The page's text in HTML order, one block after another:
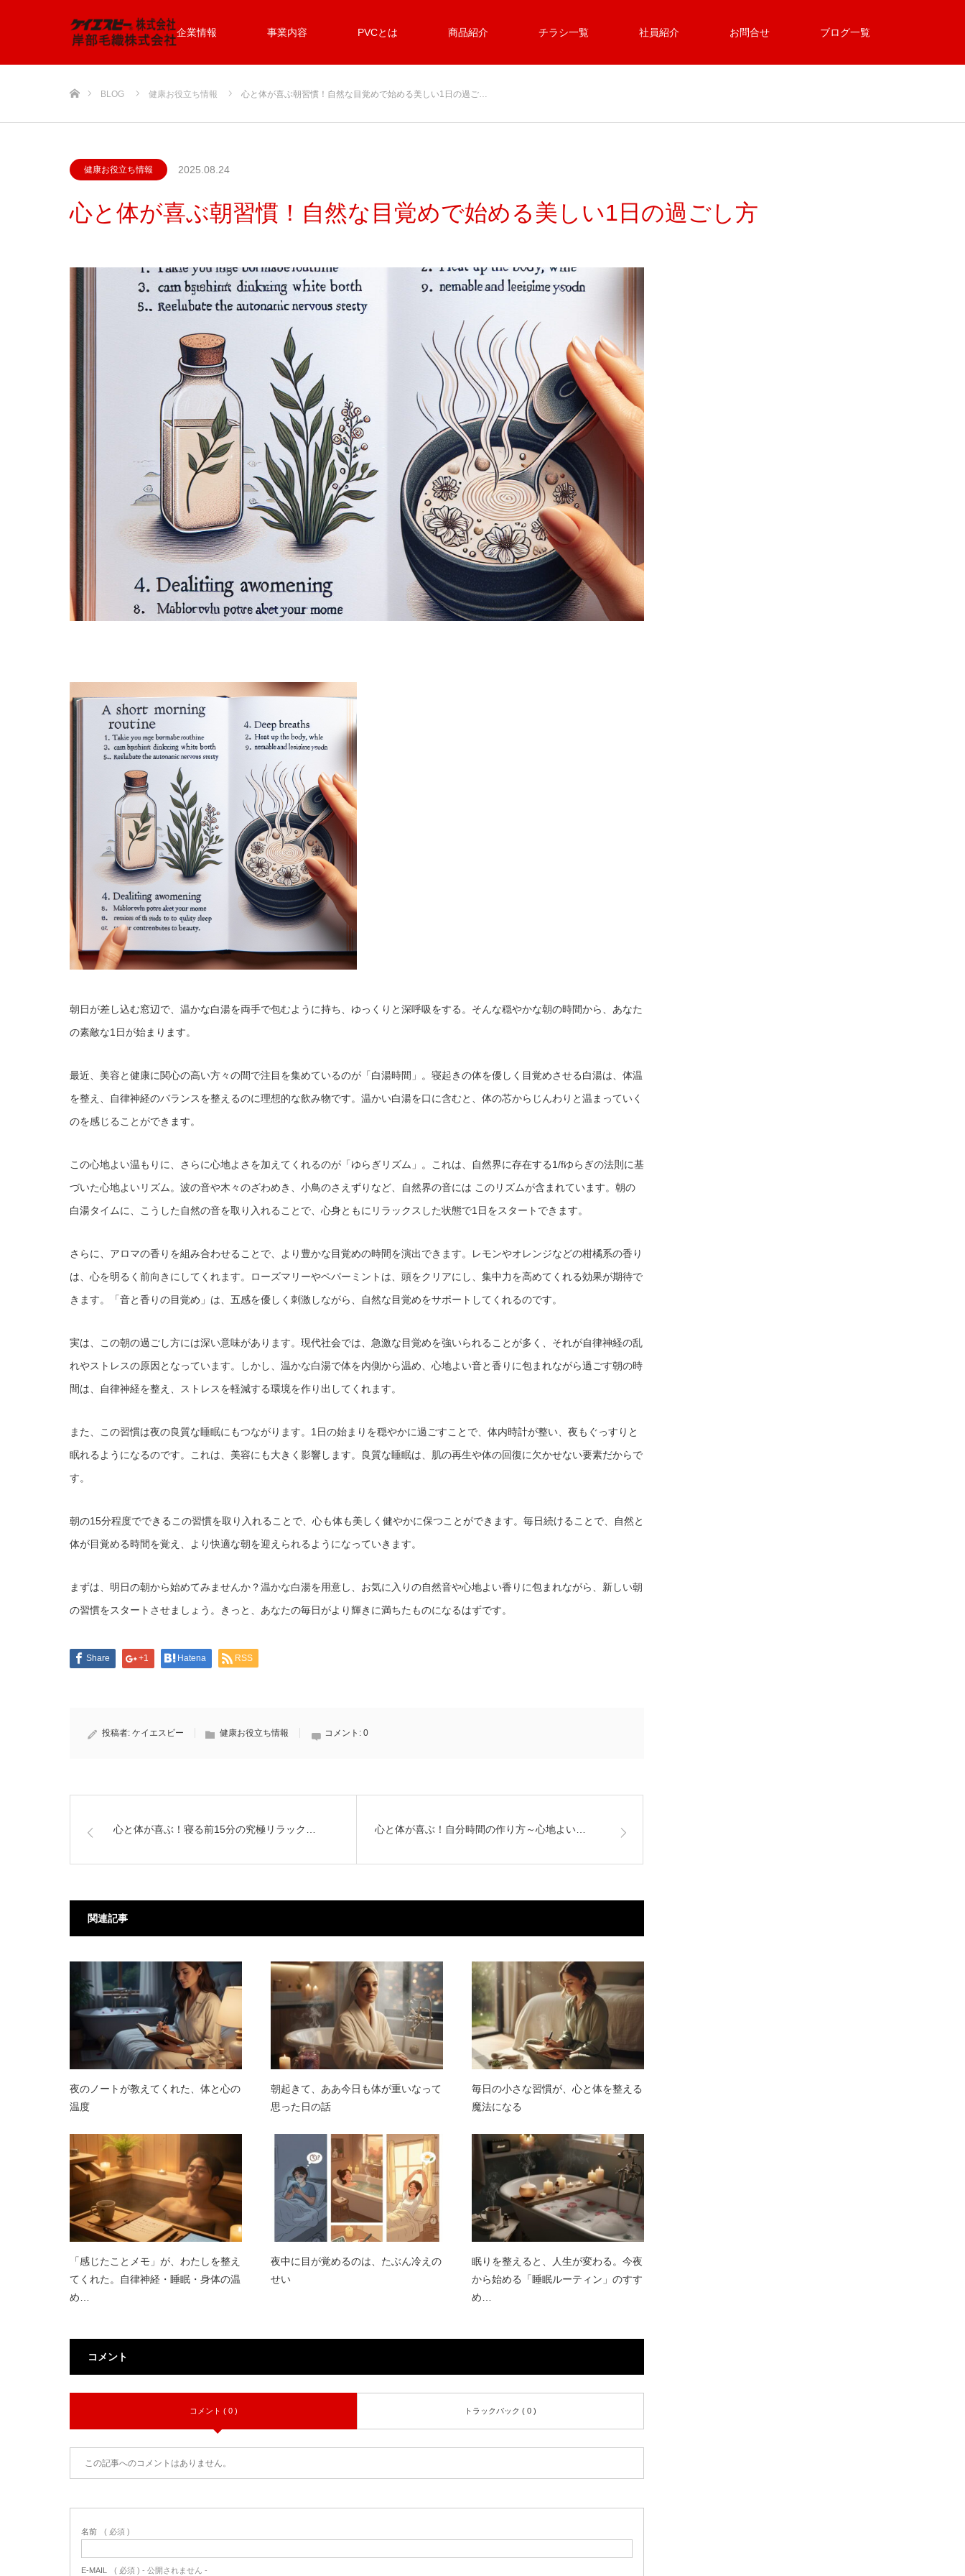
企業情報 事業内容 PVCとは 商品紹介 チラシ一覧 社員紹介 お問合せ ブログ一覧
BLOG 健康お役立ち情報 心と体が喜ぶ朝習慣！自然な目覚めで始める美しい1日の過ご…
健康お役立ち情報 2025.08.24
心と体が喜ぶ朝習慣！自然な目覚めで始める美しい1日の過ごし方
朝日が差し込む窓辺で、温かな白湯を両手で包むように持ち、ゆっくりと深呼吸をする。そんな穏やかな朝の時間から、あなた
の素敵な1日が始まります。
最近、美容と健康に関心の高い方々の間で注目を集めているのが「白湯時間」。寝起きの体を優しく目覚めさせる白湯は、体温
を整え、自律神経のバランスを整えるのに理想的な飲み物です。温かい白湯を口に含むと、体の芯からじんわりと温まっていく
のを感じることができます。
この心地よい温もりに、さらに心地よさを加えてくれるのが「ゆらぎリズム」。これは、自然界に存在する1/fゆらぎの法則に基
づいた心地よいリズム。波の音や木々のざわめき、小鳥のさえずりなど、自然界の音には このリズムが含まれています。朝の
白湯タイムに、こうした自然の音を取り入れることで、心身ともにリラックスした状態で1日をスタートできます。
さらに、アロマの香りを組み合わせることで、より豊かな目覚めの時間を演出できます。レモンやオレンジなどの柑橘系の香り
は、心を明るく前向きにしてくれます。ローズマリーやペパーミントは、頭をクリアにし、集中力を高めてくれる効果が期待で
きます。「音と香りの目覚め」は、五感を優しく刺激しながら、自然な目覚めをサポートしてくれるのです。
実は、この朝の過ごし方には深い意味があります。現代社会では、急激な目覚めを強いられることが多く、それが自律神経の乱
れやストレスの原因となっています。しかし、温かな白湯で体を内側から温め、心地よい音と香りに包まれながら過ごす朝の時
間は、自律神経を整え、ストレスを軽減する環境を作り出してくれます。
また、この習慣は夜の良質な睡眠にもつながります。1日の始まりを穏やかに過ごすことで、体内時計が整い、夜もぐっすりと
眠れるようになるのです。これは、美容にも大きく影響します。良質な睡眠は、肌の再生や体の回復に欠かせない要素だからで
す。
朝の15分程度でできるこの習慣を取り入れることで、心も体も美しく健やかに保つことができます。毎日続けることで、自然と
体が目覚める時間を覚え、より快適な朝を迎えられるようになっていきます。
まずは、明日の朝から始めてみませんか？温かな白湯を用意し、お気に入りの自然音や心地よい香りに包まれながら、新しい朝
の習慣をスタートさせましょう。きっと、あなたの毎日がより輝きに満ちたものになるはずです。
Share +1 Hatena RSS
投稿者: ケイエスビー 健康お役立ち情報 コメント: 0
心と体が喜ぶ！寝る前15分の究極リラック… 心と体が喜ぶ！自分時間の作り方～心地よい…
関連記事
夜のノートが教えてくれた、体と心の
温度
朝起きて、ああ今日も体が重いなって
思った日の話
毎日の小さな習慣が、心と体を整える
魔法になる
「感じたことメモ」が、わたしを整え
てくれた。自律神経・睡眠・身体の温
め…
夜中に目が覚めるのは、たぶん冷えの
せい
眠りを整えると、人生が変わる。今夜
から始める「睡眠ルーティン」のすす
め…
コメント
コメント ( 0 ) トラックバック ( 0 )
この記事へのコメントはありません。
名前 ( 必須 )
E-MAIL ( 必須 ) - 公開されません -